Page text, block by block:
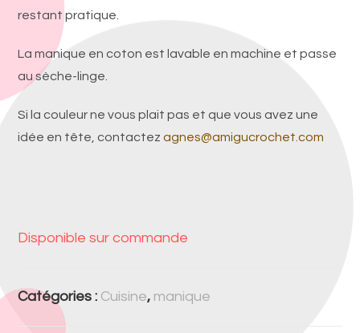
restant pratique.
La manique en coton est lavable en machine et passe
au sèche-linge.
Si la couleur ne vous plait pas et que vous avez une
idée en tête, contactezagnes@amigucrochet.com
Disponible sur commande
Catégories : Cuisine, manique